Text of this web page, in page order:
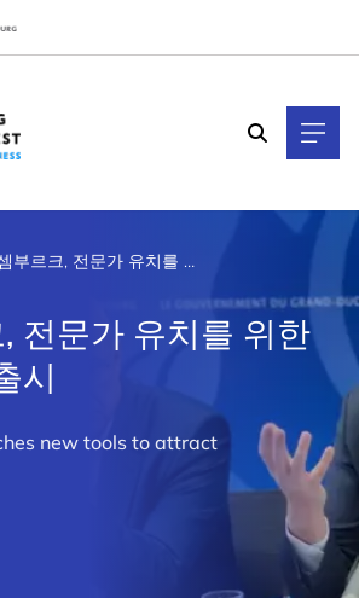
룩셈부르크, 전문가 유치를 위한 새로운 툴 출시
전문가 유치를 위한
시
new tools to attract
panel